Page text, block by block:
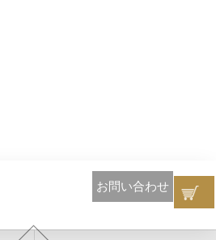
お問い合わせ